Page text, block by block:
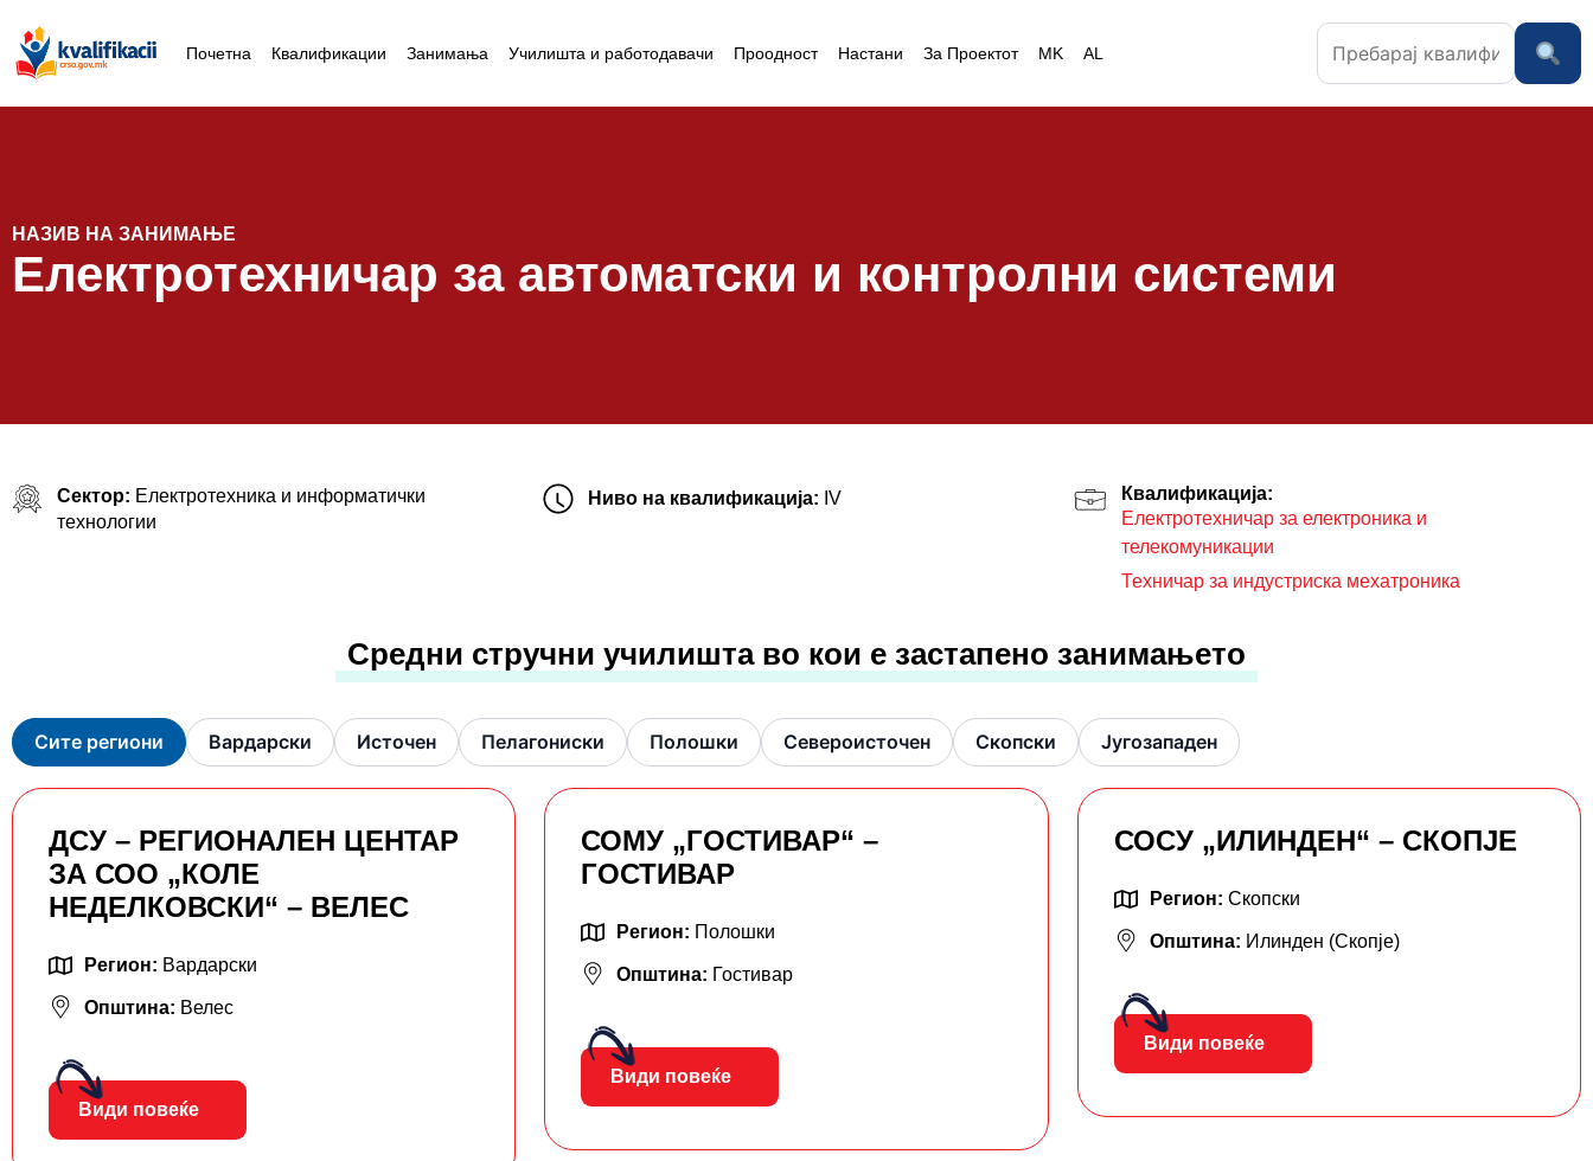
Почетна Квалификации Занимања Училишта и работодавачи Проодност Настани За Проектот MK AL
НАЗИВ НА ЗАНИМАЊЕ
Електротехничар за автоматски и контролни системи
Сектор: Електротехника и информатички
технологии
Ниво на квалификација: IV
Квалификација:
Електротехничар за електроника и
телекомуникации
Техничар за индустриска мехатроника
Средни стручни училишта во кои е застапено занимањето
Сите региони Вардарски Источен Пелагониски Полошки Североисточен Скопски Југозападен
ДСУ – РЕГИОНАЛЕН ЦЕНТАР
ЗА СОО „КОЛЕ
НЕДЕЛКОВСКИ“ – ВЕЛЕС
Регион: Вардарски
Општина: Велес
Види повеќе
СОМУ „ГОСТИВАР“ –
ГОСТИВАР
Регион: Полошки
Општина: Гостивар
Види повеќе
СОСУ „ИЛИНДЕН“ – СКОПЈЕ
Регион: Скопски
Општина: Илинден (Скопје)
Види повеќе